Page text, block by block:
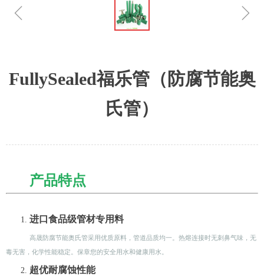
ꁆ ꁇ
FullySealed福乐管（防腐节能奥
氏管）
产品特点
进口食品级管材专用料
高晟防腐节能奥氏管采用优质原料，管道品质均一。热熔连接时无刺鼻气味，无
毒无害，化学性能稳定。保章您的安全用水和健康用水。
超优耐腐蚀性能